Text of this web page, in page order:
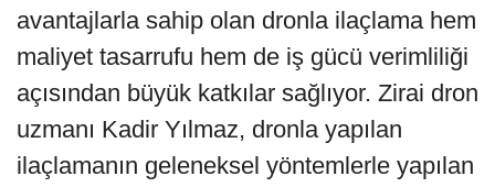
avantajlarla sahip olan dronla ilaçlama hem
maliyet tasarrufu hem de iş gücü verimliliği
açısından büyük katkılar sağlıyor. Zirai dron
uzmanı Kadir Yılmaz, dronla yapılan
ilaçlamanın geleneksel yöntemlerle yapılan